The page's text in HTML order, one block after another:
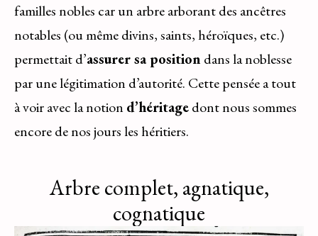
familles nobles car un arbre arborant des ancêtres
notables (ou même divins, saints, héroïques, etc.)
permettait d’assurer sa position dans la noblesse
par une légitimation d’autorité. Cette pensée a tout
à voir avec la notion d’héritagedont nous sommes
encore de nos jours les héritiers.
Arbre complet, agnatique,
cognatique